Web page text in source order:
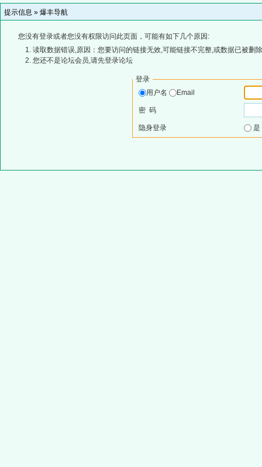
提示信息 » 爆丰导航
您没有登录或者您没有权限访问此页面，可能有如下几个原因:
读取数据错误,原因：您要访问的链接无效,可能链接不完整,或数据已被删
您还不是论坛会员,请先登录论坛
登录
用户名
Email
密 码
隐身登录